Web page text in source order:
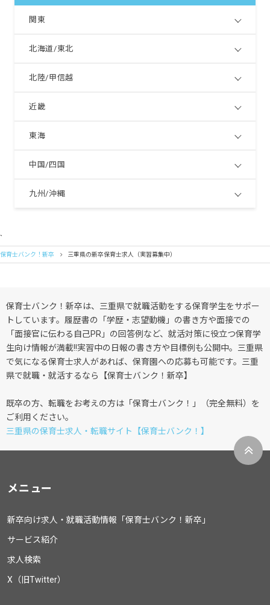
関東
北海道/東北
北陸/甲信越
近畿
東海
中国/四国
九州/沖縄
`
保育士バンク！新卒 三重県の新卒保育士求人（実習募集中）
保育士バンク！新卒は、三重県で就職活動をする保育学生をサポー
トしています。履歴書の「学歴・志望動機」の書き方や面接での
「面接官に伝わる自己PR」の回答例など、就活対策に役立つ保育学
生向け情報が満載!!実習中の日報の書き方や目標例も公開中。三重県
で気になる保育士求人があれば、保育園への応募も可能です。三重
県で就職・就活するなら【保育士バンク！新卒】
既卒の方、転職をお考えの方は「保育士バンク！」（完全無料）を
ご利用ください。
三重県の保育士求人・転職サイト【保育士バンク！】
メニュー
新卒向け求人・就職活動情報「保育士バンク！新卒」
サービス紹介
求人検索
X（旧Twitter）